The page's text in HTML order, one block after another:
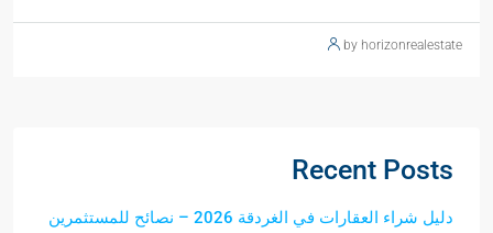
by horizonrealestate
Recent Posts
دليل شراء العقارات في الغردقة 2026 – نصائح للمستثمرين